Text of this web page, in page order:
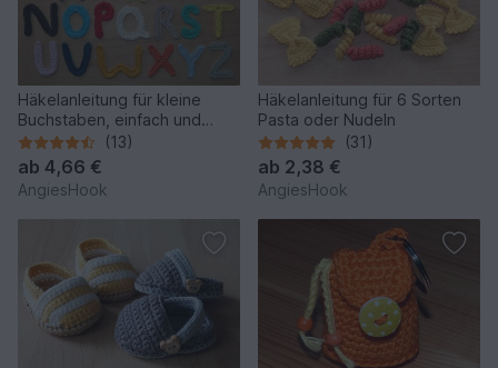
Häkelanleitung für kleine
Buchstaben, einfach und
schnell gehäkelt
(13)
ab 4,66 €
AngiesHook
Häkelanleitung für 6 Sorten
Pasta oder Nudeln
(31)
ab 2,38 €
AngiesHook